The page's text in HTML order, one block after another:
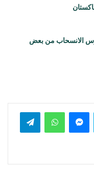
الانسحاب من بعض
سكايب ماسنجر واتساب تيلقرام